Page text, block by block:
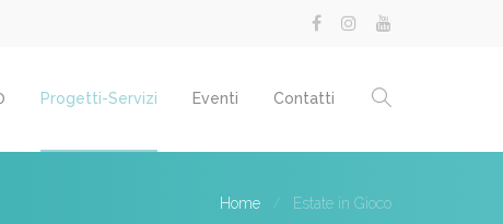
Progetti-Servizi Eventi Contatti
Home Estate in Gioco